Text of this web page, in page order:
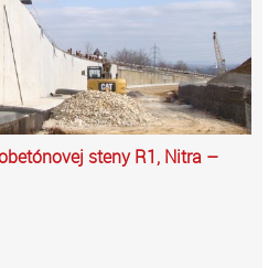
steny R1, Nitra –